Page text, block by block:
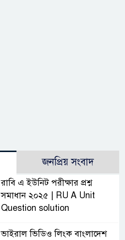
জনপ্রিয় সংবাদ
রাবি এ ইউনিট পরীক্ষার প্রশ্ন
সমাধান ২০২৫ | RU A Unit
Question solution
ভাইরাল ভিডিও লিংক বাংলাদেশ